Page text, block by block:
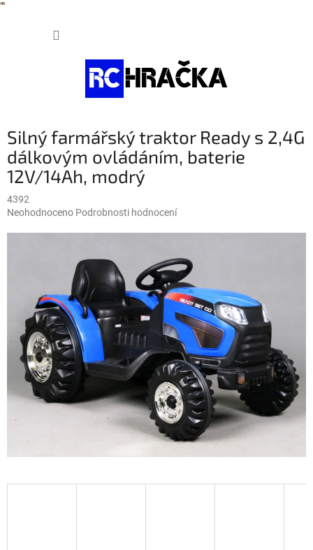
""
Silný farmářský traktor Ready s 2,4G
dálkovým ovládáním, baterie
12V/14Ah, modrý
4392
Průměrné
hvězdiček.
Neohodnoceno Podrobnosti hodnocení